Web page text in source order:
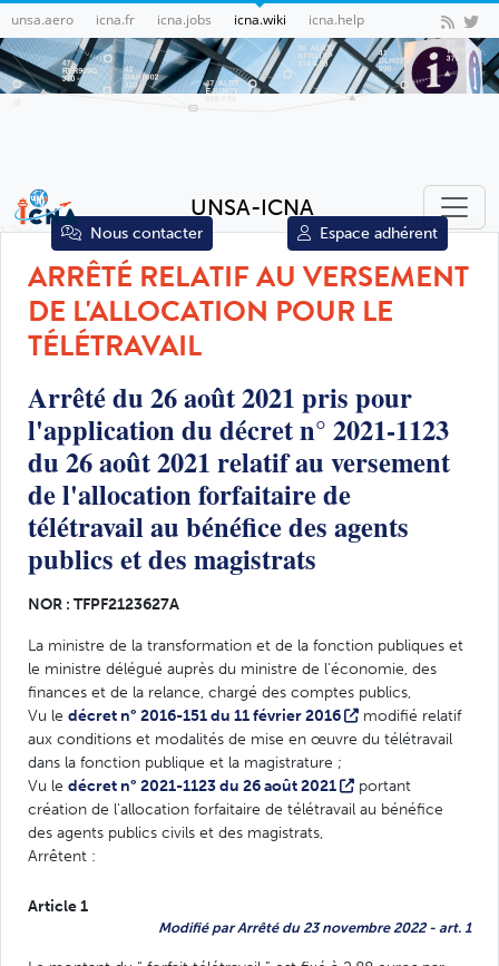
unsa.aero icna.fr icna.jobs icna.wiki icna.help
Nous contacter Espace adhérent
UNSA-ICNA
ARRÊTÉ RELATIF AU VERSEMENT
DE L'ALLOCATION POUR LE
TÉLÉTRAVAIL
Arrêté du 26 août 2021 pris pour
l'application du décret n° 2021-1123
du 26 août 2021 relatif au versement
de l'allocation forfaitaire de
télétravail au bénéfice des agents
publics et des magistrats
NOR : TFPF2123627A
La ministre de la transformation et de la fonction publiques et
le ministre délégué auprès du ministre de l'économie, des
finances et de la relance, chargé des comptes publics,
Vu le décret n° 2016-151 du 11 février 2016
modifié relatif
aux conditions et modalités de mise en œuvre du télétravail
dans la fonction publique et la magistrature ;
Vu le décret n° 2021-1123 du 26 août 2021
portant
création de l'allocation forfaitaire de télétravail au bénéfice
des agents publics civils et des magistrats,
Arrêtent :
Article 1
Modifié par Arrêté du 23 novembre 2022 - art. 1